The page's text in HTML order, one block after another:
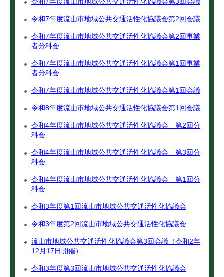
令和7年度流山市地域公共交通活性化協議会第3回会議
令和7年度流山市地域公共交通活性化協議会第2回会議
令和7年度流山市地域公共交通活性化協議会第2回事業
者分科会
令和7年度流山市地域公共交通活性化協議会第1回事業
者分科会
令和7年度流山市地域公共交通活性化協議会第1回会議
令和8年度流山市地域公共交通活性化協議会第1回会議
令和4年度流山市地域公共交通活性化協議会 第2回分
科会
令和4年度流山市地域公共交通活性化協議会 第3回分
科会
令和4年度流山市地域公共交通活性化協議会 第1回分
科会
令和3年度第1回流山市地域公共交通活性化協議会
令和3年度第2回流山市地域公共交通活性化協議会
流山市地域公共交通活性化協議会第3回会議（令和2年
12月17日開催）
令和3年度第3回流山市地域公共交通活性化協議会